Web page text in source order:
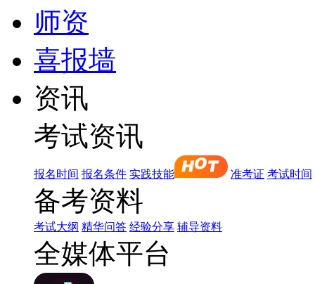
师资
喜报墙
资讯
考试资讯
报名时间 报名条件 实践技能 准考证 考试时间
备考资料
考试大纲 精华问答 经验分享 辅导资料
全媒体平台